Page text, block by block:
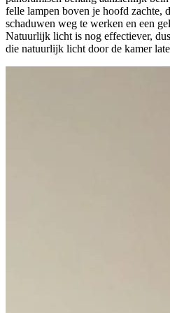
felle lampen boven je hoofd zachte,
schaduwen weg te werken en een
Natuurlijk licht is nog effectiever,
die natuurlijk licht door de kamer